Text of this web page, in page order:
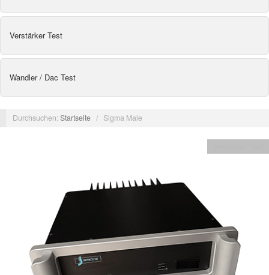
Verstärker Test
Wandler / Dac Test
Durchsuchen:Startseite / Sigma Male